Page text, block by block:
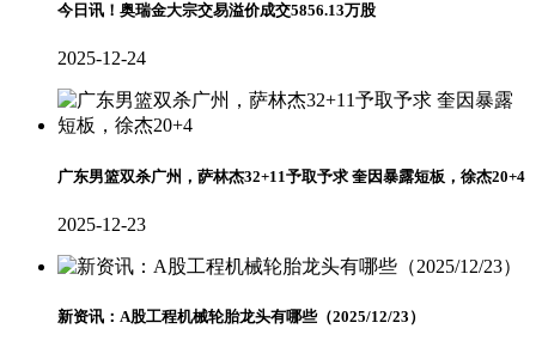
今日讯！奥瑞金大宗交易溢价成交5856.13万股
2025-12-24
广东男篮双杀广州，萨林杰32+11予取予求 奎因暴露短板，徐杰20+4
2025-12-23
新资讯：A股工程机械轮胎龙头有哪些（2025/12/23）